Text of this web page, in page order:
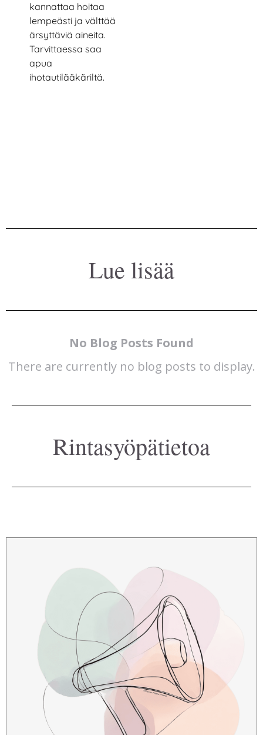
kannattaa hoitaa
lempeästi ja välttää
ärsyttäviä aineita.
Tarvittaessa saa
apua
ihotautilääkäriltä.
Lue lisää
No Blog Posts Found
There are currently no blog posts to display.
Rintasyöpätietoa